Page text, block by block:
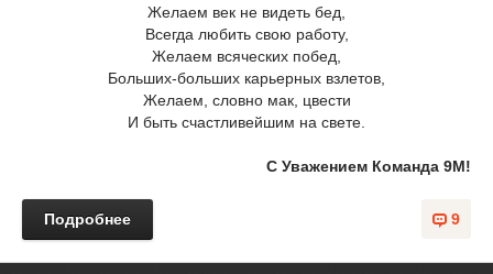
Желаем век не видеть бед,
Всегда любить свою работу,
Желаем всяческих побед,
Больших-больших карьерных взлетов,
Желаем, словно мак, цвести
И быть счастливейшим на свете.
С Уважением Команда 9М!
9
Подробнее